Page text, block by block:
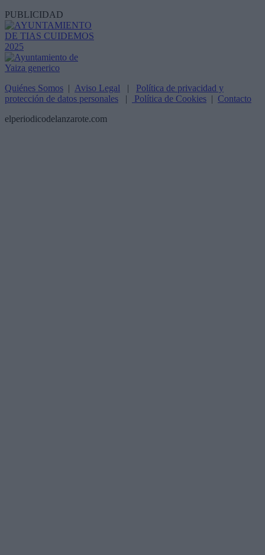
PUBLICIDAD
Quiénes Somos | Aviso Legal | Política de privacidad y
protección de datos personales | Política de Cookies | Contacto
elperiodicodelanzarote.com